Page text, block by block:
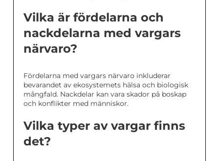
Vilka är fördelarna och
nackdelarna med vargars
närvaro?
Fördelarna med vargars närvaro inkluderar
bevarandet av ekosystemets hälsa och biologisk
mångfald. Nackdelar kan vara skador på boskap
och konflikter med människor.
Vilka typer av vargar finns
det?